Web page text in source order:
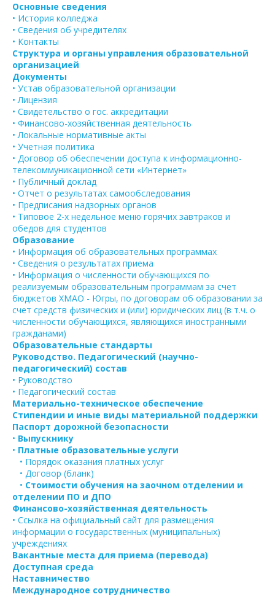
Основные сведения
• История колледжа
• Сведения об учредителях
• Контакты
Структура и органы управления образовательной
организацией
Документы
• Устав образовательной организации
• Лицензия
• Свидетельство о гос. аккредитации
• Финансово-хозяйственная деятельность
• Локальные нормативные акты
• Учетная политика
• Договор об обеспечении доступа к информационно-
телекоммуникационной сети «Интернет»
• Публичный доклад
• Отчет о результатах самообследования
• Предписания надзорных органов
• Типовое 2-х недельное меню горячих завтраков и
обедов для студентов
Образование
• Информация об образовательных программах
• Сведения о результатах приема
• Информация о численности обучающихся по
реализуемым образовательным программам за счет
бюджетов ХМАО - Югры, по договорам об образовании за
счет средств физических и (или) юридических лиц (в т.ч. о
численности обучающихся, являющихся иностранными
гражданами)
Образовательные стандарты
Руководство. Педагогический (научно-
педагогический) состав
• Руководство
• Педагогический состав
Материально-техническое обеспечение
Стипендии и иные виды материальной поддержки
Паспорт дорожной безопасности
• Выпускнику
• Платные образовательные услуги
• Порядок оказания платных услуг
• Договор (бланк)
• Стоимости обучения на заочном отделении и
отделении ПО и ДПО
Финансово-хозяйственная деятельность
• Ссылка на официальный сайт для размещения
информации о государственных (муниципальных)
учреждениях
Вакантные места для приема (перевода)
Доступная среда
Наставничество
Международное сотрудничество